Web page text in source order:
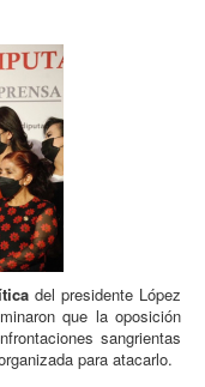
del presidente López
que la oposición
sangrientas
para atacarlo.